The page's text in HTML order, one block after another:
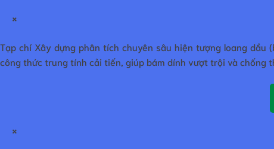
×
Tạp chí Xây dựng phân tích chuyên sâu hiện tượng loang
công thức trung tính cải tiến, giúp bám dính vượt trội và chống
×